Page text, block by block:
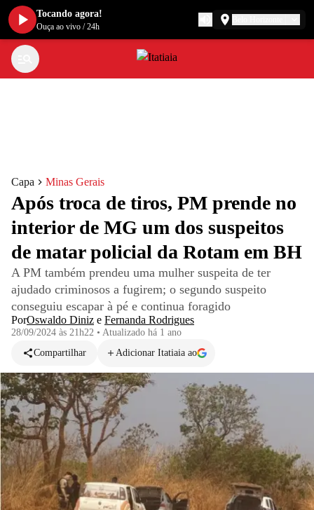
Capa Minas Gerais
Após troca de tiros, PM prende no
interior de MG um dos suspeitos
de matar policial da Rotam em BH
A PM também prendeu uma mulher suspeita de ter
ajudado criminosos a fugirem; o segundo suspeito
conseguiu escapar à pé e continua foragido
PorOswaldo Diniz e Fernanda Rodrigues
28/09/2024 às 21h22 • Atualizado há 1 ano
Compartilhar
Adicionar Itatiaia ao
Tocando agora!
Ouça ao vivo /24h